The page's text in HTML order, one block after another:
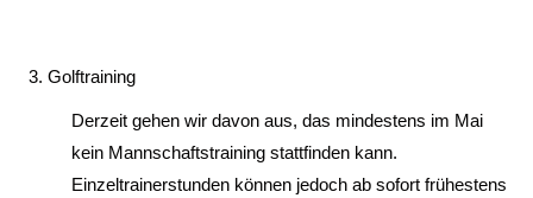
Golftraining
Derzeit gehen wir davon aus, das mindestens im Mai
kein Mannschaftstraining stattfinden kann.
Einzeltrainerstunden können jedoch ab sofort frühestens